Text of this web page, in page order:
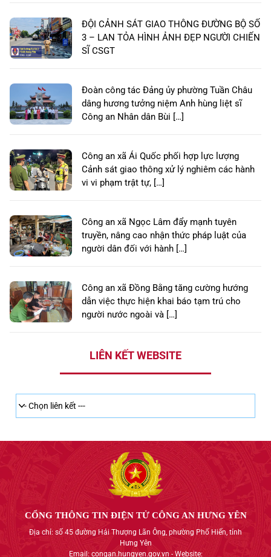
ĐỘI CẢNH SÁT GIAO THÔNG ĐƯỜNG BỘ SỐ
3 – LAN TỎA HÌNH ẢNH ĐẸP NGƯỜI CHIẾN
SĨ CSGT
Đoàn công tác Đảng ủy phường Tuần Châu
dâng hương tưởng niệm Anh hùng liệt sĩ
Công an Nhân dân Bùi […]
Công an xã Ái Quốc phối hợp lực lượng
Cảnh sát giao thông xử lý nghiêm các hành
vi vi phạm trật tự, […]
Công an xã Ngọc Lâm đẩy mạnh tuyên
truyền, nâng cao nhận thức pháp luật của
người dân đối với hành […]
Công an xã Đồng Bằng tăng cường hướng
dẫn việc thực hiện khai báo tạm trú cho
người nước ngoài và […]
LIÊN KẾT WEBSITE
CỔNG THÔNG TIN ĐIỆN TỬ CÔNG AN HƯNG YÊN
Địa chỉ: số 45 đường Hải Thượng Lãn Ông, phường Phố Hiến, tỉnh
Hưng Yên
Email: congan.hungyen.gov.vn - Website: